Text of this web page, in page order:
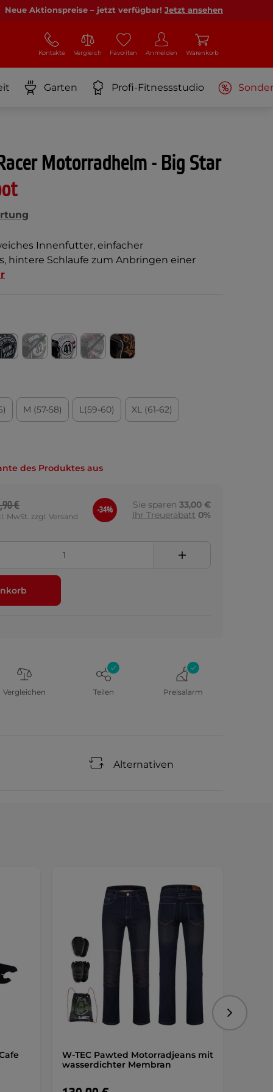
Neue Aktionspreise – jetzt verfügbar! Jetzt ansehen
Kontakte Vergleich Favoriten Anmelden Warenkorb
Garten Profi-Fitnessstudio
Motorradhelm - Big Star
Innenfutter, einfacher
hintere Schlaufe zum Anbringen einer
M (57-58) L(59-60) XL (61-62)
des Produktes aus
€
MwSt. zzgl. Versand
-34% Sie sparen 33,00 €
Ihr Treuerabatt 0%
Vergleichen Teilen Preisalarm
Alternativen
W-TEC Pawted Motorradjeans mit
wasserdichter Membran
Folgend